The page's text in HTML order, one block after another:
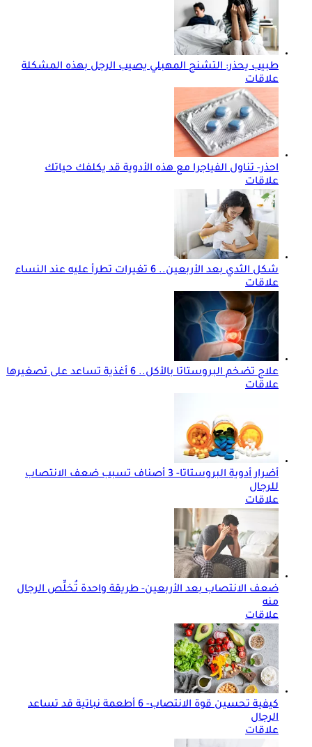
طبيب يحذر: التشنج المهبلي يصيب الرجل بهذه المشكلة
علاقات
احذر- تناول الفياجرا مع هذه الأدوية قد يكلفك حياتك
علاقات
شكل الثدي بعد الأربعين.. 6 تغيرات تطرأ عليه عند النساء
علاقات
علاج تضخم البروستاتا بالأكل.. 6 أغذية تساعد على تصغيرها
علاقات
أضرار أدوية البروستاتا- 3 أصناف تسبب ضعف الانتصاب
للرجال
علاقات
ضعف الانتصاب بعد الأربعين- طريقة واحدة تُخلِّص الرجال
منه
علاقات
كيفية تحسين قوة الانتصاب- 6 أطعمة نباتية قد تساعد
الرجال
علاقات